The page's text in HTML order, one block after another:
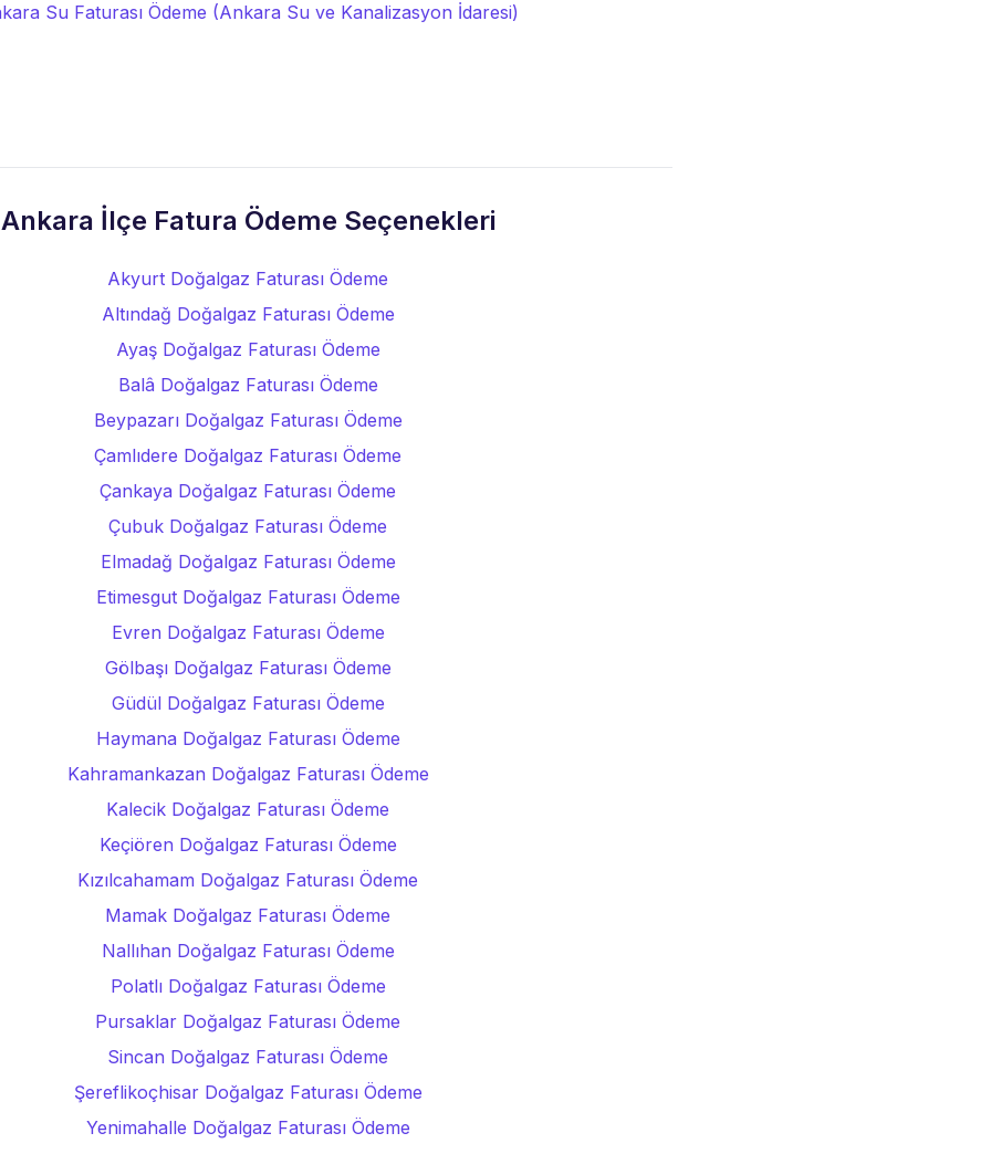
Su Faturası Ödeme (Ankara Su ve Kanalizasyon İdaresi)
Ankara İlçe Fatura Ödeme Seçenekleri
Akyurt Doğalgaz Faturası Ödeme
Altındağ Doğalgaz Faturası Ödeme
Ayaş Doğalgaz Faturası Ödeme
Balâ Doğalgaz Faturası Ödeme
Beypazarı Doğalgaz Faturası Ödeme
Çamlıdere Doğalgaz Faturası Ödeme
Çankaya Doğalgaz Faturası Ödeme
Çubuk Doğalgaz Faturası Ödeme
Elmadağ Doğalgaz Faturası Ödeme
Etimesgut Doğalgaz Faturası Ödeme
Evren Doğalgaz Faturası Ödeme
Gölbaşı Doğalgaz Faturası Ödeme
Güdül Doğalgaz Faturası Ödeme
Haymana Doğalgaz Faturası Ödeme
Kahramankazan Doğalgaz Faturası Ödeme
Kalecik Doğalgaz Faturası Ödeme
Keçiören Doğalgaz Faturası Ödeme
Kızılcahamam Doğalgaz Faturası Ödeme
Mamak Doğalgaz Faturası Ödeme
Nallıhan Doğalgaz Faturası Ödeme
Polatlı Doğalgaz Faturası Ödeme
Pursaklar Doğalgaz Faturası Ödeme
Sincan Doğalgaz Faturası Ödeme
Şereflikoçhisar Doğalgaz Faturası Ödeme
Yenimahalle Doğalgaz Faturası Ödeme